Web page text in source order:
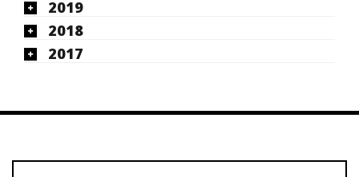
2019
2018
2017